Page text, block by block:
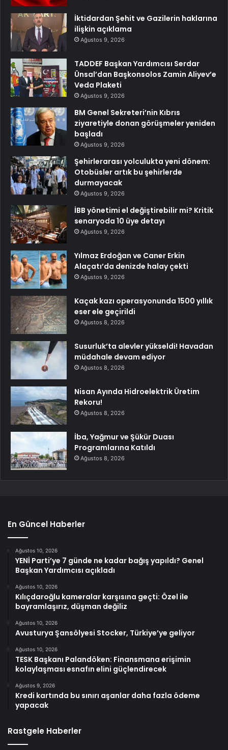
İktidardan Şehit ve Gazilerin haklarına
ilişkin açıklama
Ağustos 9, 2026
TADDEF Başkan Yardımcısı Serdar
Ünsal’dan Başkonsolos Zamin Aliyev’e
Veda Plaketi
Ağustos 9, 2026
BM Genel Sekreteri’nin Kıbrıs
ziyaretiyle donan görüşmeler yeniden
başladı
Ağustos 9, 2026
Şehirlerarası yolculukta yeni dönem:
Otobüsler artık bu şehirlerde
durmayacak
Ağustos 9, 2026
İBB yönetimi el değiştirebilir mi? Kritik
senaryoda 10 üye detayı
Ağustos 9, 2026
Yılmaz Erdoğan ve Caner Erkin
Alaçatı’da denizde halay çekti
Ağustos 9, 2026
Kaçak kazı operasyonunda 1500 yıllık
eser ele geçirildi
Ağustos 8, 2026
Susurluk’ta alevler yükseldi! Havadan
müdahale devam ediyor
Ağustos 8, 2026
Nisan Ayında Hidroelektrik Üretim
Rekoru!
Ağustos 8, 2026
İba, Yağmur ve Şükür Duası
Programlarına Katıldı
Ağustos 8, 2026
En Güncel Haberler
Ağustos 10, 2026
YENİ Parti’ye 7 günde ne kadar bağış yapıldı? Genel
Başkan Yardımcısı açıkladı
Ağustos 10, 2026
Kılıçdaroğlu kameralar karşısına geçti: Özel ile
bayramlaşırız, düşman değiliz
Ağustos 10, 2026
Avusturya Şansölyesi Stocker, Türkiye’ye geliyor
Ağustos 10, 2026
TESK Başkanı Palandöken: Finansmana erişimin
kolaylaşması esnafın elini güçlendirecek
Ağustos 9, 2026
Kredi kartında bu sınırı aşanlar daha fazla ödeme
yapacak
Rastgele Haberler